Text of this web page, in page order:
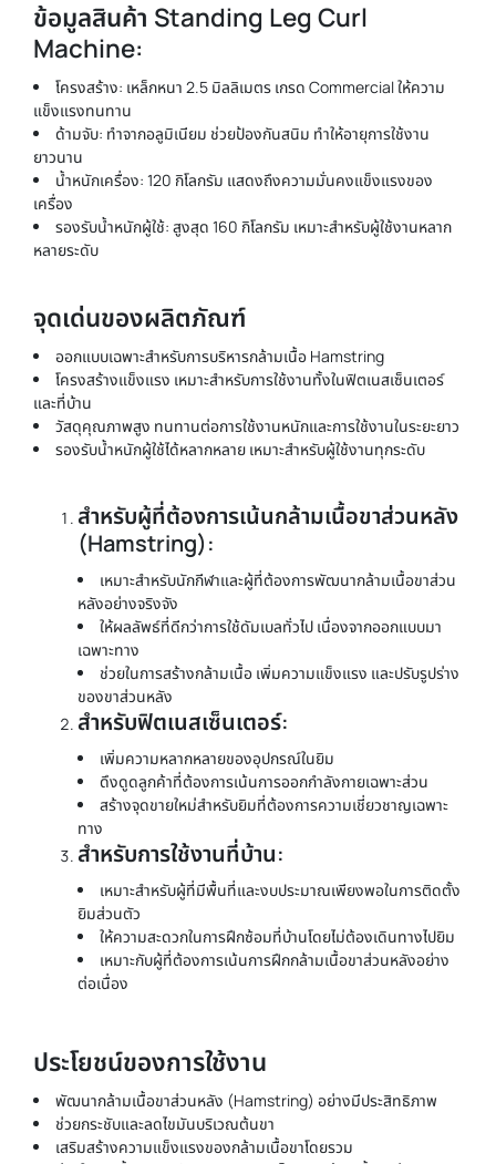
ข้อมูลสินค้า Standing Leg Curl
Machine:
โครงสร้าง: เหล็กหนา 2.5 มิลลิเมตร เกรด Commercial ให้ความ
แข็งแรงทนทาน
ด้ามจับ: ทำจากอลูมิเนียม ช่วยป้องกันสนิม ทำให้อายุการใช้งาน
ยาวนาน
น้ำหนักเครื่อง: 120 กิโลกรัม แสดงถึงความมั่นคงแข็งแรงของ
เครื่อง
รองรับน้ำหนักผู้ใช้: สูงสุด 160 กิโลกรัม เหมาะสำหรับผู้ใช้งานหลาก
หลายระดับ
จุดเด่นของผลิตภัณฑ์
ออกแบบเฉพาะสำหรับการบริหารกล้ามเนื้อ Hamstring
โครงสร้างแข็งแรง เหมาะสำหรับการใช้งานทั้งในฟิตเนสเซ็นเตอร์
และที่บ้าน
วัสดุคุณภาพสูง ทนทานต่อการใช้งานหนักและการใช้งานในระยะยาว
รองรับน้ำหนักผู้ใช้ได้หลากหลาย เหมาะสำหรับผู้ใช้งานทุกระดับ
สำหรับผู้ที่ต้องการเน้นกล้ามเนื้อขาส่วนหลัง
(Hamstring):
เหมาะสำหรับนักกีฬาและผู้ที่ต้องการพัฒนากล้ามเนื้อขาส่วน
หลังอย่างจริงจัง
ให้ผลลัพธ์ที่ดีกว่าการใช้ดัมเบลทั่วไป เนื่องจากออกแบบมา
เฉพาะทาง
ช่วยในการสร้างกล้ามเนื้อ เพิ่มความแข็งแรง และปรับรูปร่าง
ของขาส่วนหลัง
สำหรับฟิตเนสเซ็นเตอร์:
เพิ่มความหลากหลายของอุปกรณ์ในยิม
ดึงดูดลูกค้าที่ต้องการเน้นการออกกำลังกายเฉพาะส่วน
สร้างจุดขายใหม่สำหรับยิมที่ต้องการความเชี่ยวชาญเฉพาะ
ทาง
สำหรับการใช้งานที่บ้าน:
เหมาะสำหรับผู้ที่มีพื้นที่และงบประมาณเพียงพอในการติดตั้ง
ยิมส่วนตัว
ให้ความสะดวกในการฝึกซ้อมที่บ้านโดยไม่ต้องเดินทางไปยิม
เหมาะกับผู้ที่ต้องการเน้นการฝึกกล้ามเนื้อขาส่วนหลังอย่าง
ต่อเนื่อง
ประโยชน์ของการใช้งาน
พัฒนากล้ามเนื้อขาส่วนหลัง (Hamstring) อย่างมีประสิทธิภาพ
ช่วยกระชับและลดไขมันบริเวณต้นขา
เสริมสร้างความแข็งแรงของกล้ามเนื้อขาโดยรวม